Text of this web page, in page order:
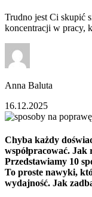
Trudno jest Ci skupić
koncentracji w pracy,
Anna Baluta
16.12.2025
Chyba każdy
współpracować. Jak
Przedstawiamy 10
To proste nawyki,
wydajność. Jak